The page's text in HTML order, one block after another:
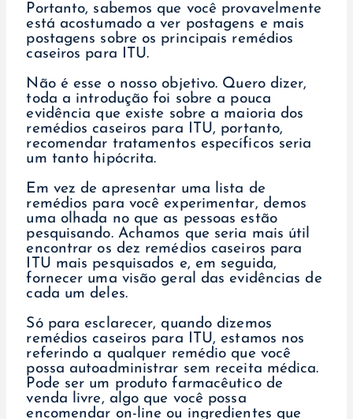
Portanto, sabemos que você provavelmente
está acostumado a ver postagens e mais
postagens sobre os principais remédios
caseiros para ITU.
Não é esse o nosso objetivo. Quero dizer,
toda a introdução foi sobre a pouca
evidência que existe sobre a maioria dos
remédios caseiros para ITU, portanto,
recomendar tratamentos específicos seria
um tanto hipócrita.
Em vez de apresentar uma lista de
remédios para você experimentar, demos
uma olhada no que as pessoas estão
pesquisando. Achamos que seria mais útil
encontrar os dez remédios caseiros para
ITU mais pesquisados e, em seguida,
fornecer uma visão geral das evidências de
cada um deles.
Só para esclarecer, quando dizemos
remédios caseiros para ITU, estamos nos
referindo a qualquer remédio que você
possa autoadministrar sem receita médica.
Pode ser um produto farmacêutico de
venda livre, algo que você possa
encomendar on-line ou ingredientes que